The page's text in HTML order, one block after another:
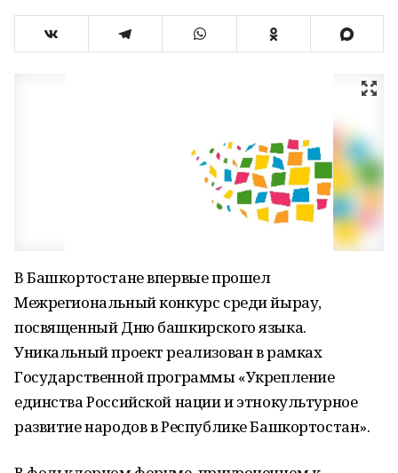
В Башкортостане впервые прошел
Межрегиональный конкурс среди йырау,
посвященный Дню башкирского языка.
Уникальный проект реализован в рамках
Государственной программы «Укрепление
единства Российской нации и этнокультурное
развитие народов в Республике Башкортостан».